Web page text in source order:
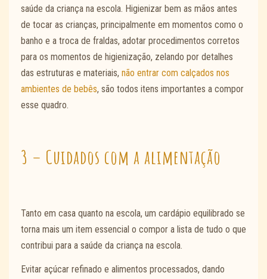
saúde da criança na escola. Higienizar bem as mãos antes
de tocar as crianças, principalmente em momentos como o
banho e a troca de fraldas, adotar procedimentos corretos
para os momentos de higienização, zelando por detalhes
das estruturas e materiais, não entrar com calçados nos
ambientes de bebês, são todos itens importantes a compor
esse quadro.
3 – Cuidados com a alimentação
Tanto em casa quanto na escola, um cardápio equilibrado se
torna mais um item essencial o compor a lista de tudo o que
contribui para a saúde da criança na escola.
Evitar açúcar refinado e alimentos processados, dando